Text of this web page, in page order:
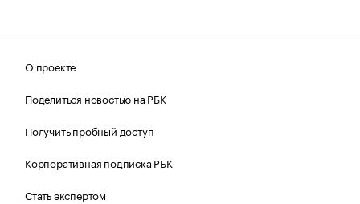
О проекте
Поделиться новостью на РБК
Получить пробный доступ
Корпоративная подписка РБК
Стать экспертом